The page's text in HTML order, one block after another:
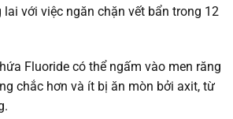
với việc ngăn chặn vết bẩn trong 12
Fluoride có thể ngấm vào men răng
chắc hơn và ít bị ăn mòn bởi axit, từ